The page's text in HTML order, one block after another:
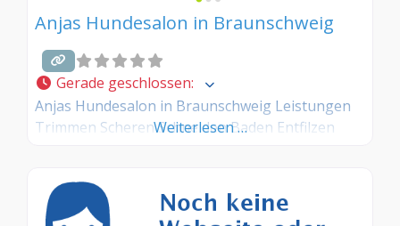
Anjas Hundesalon in Braunschweig
Gerade geschlossen:
Anjas Hundesalon in Braunschweig Leistungen
Trimmen Scheren Schneiden Baden Entfilzen
Weiterlesen …